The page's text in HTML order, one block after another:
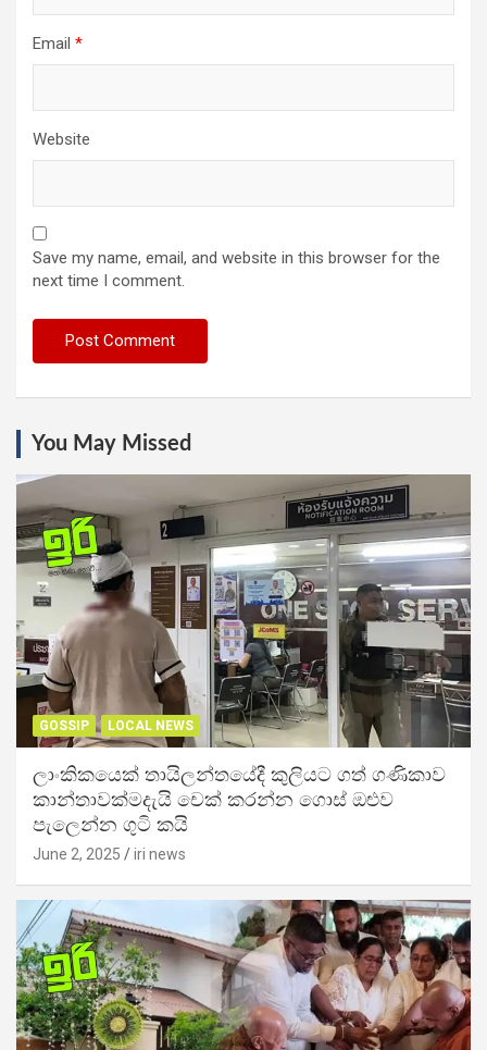
Email *
Website
Save my name, email, and website in this browser for the
next time I comment.
You May Missed
GOSSIP LOCAL NEWS
ලාංකිකයෙක් තායිලන්තයේදී කුලියට ගත් ගණිකාව
කාන්තාවක්මදැයි චෙක් කරන්න ගොස් ඔළුව
පැලෙන්න ගුටි කයි
June 2, 2025 iri news